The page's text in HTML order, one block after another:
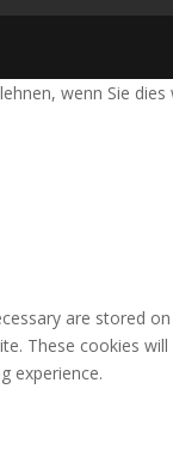
wenn Sie dies
are stored
These cookies
experience.